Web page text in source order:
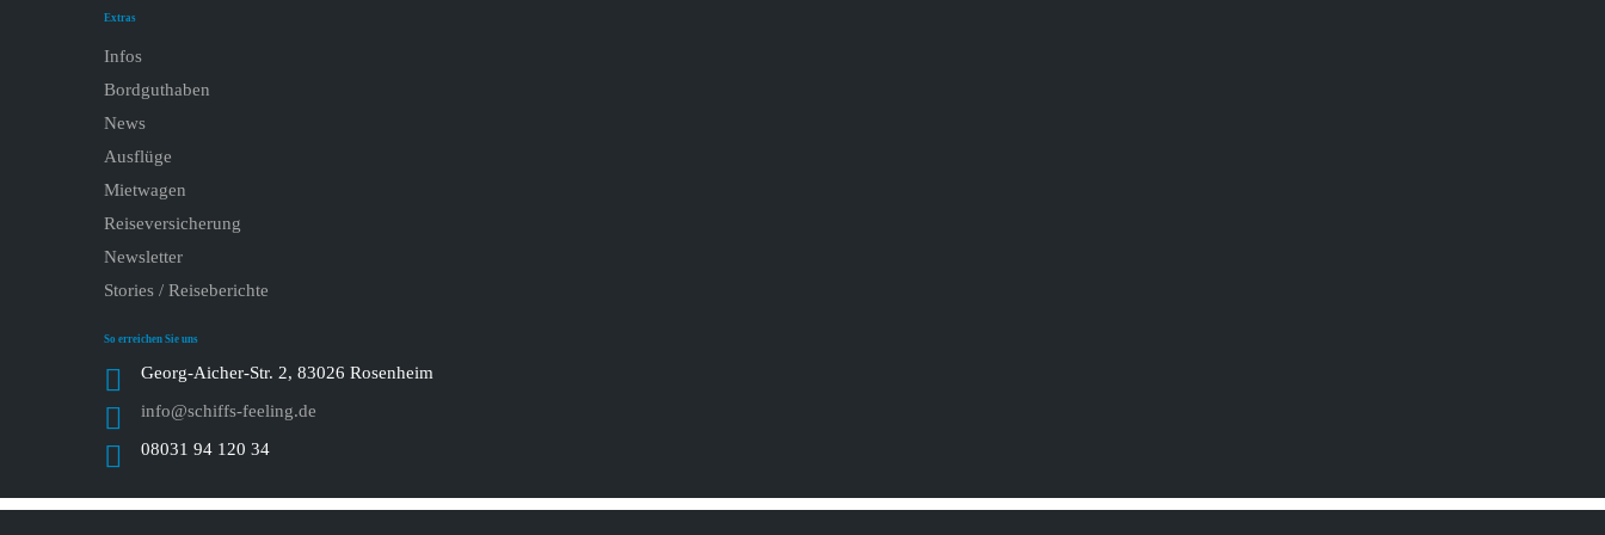
Extras
Infos
Bordguthaben
News
Ausflüge
Mietwagen
Reiseversicherung
Newsletter
Stories / Reiseberichte
So erreichen Sie uns
Georg-Aicher-Str. 2, 83026 Rosenheim
info@schiffs-feeling.de
08031 94 120 34